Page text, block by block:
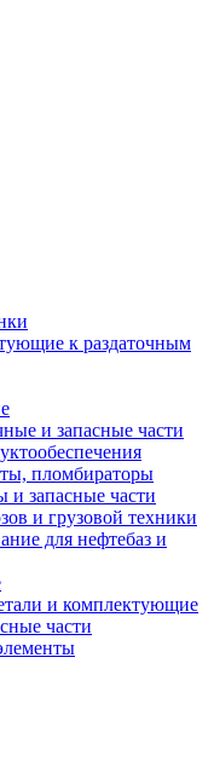
к раздаточным
и запасные части
пломбираторы
и запасные части
и грузовой техники
для нефтебаз и
и комплектующие
части